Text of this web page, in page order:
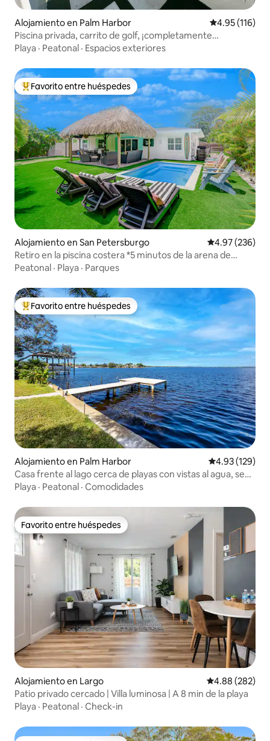
Alojamiento en Palm Harbor Calificación
4.95 (116)
Piscina privada, carrito de golf, ¡completamente
renovado!
Playa · Peatonal · Espacios exteriores
Favorito entre huéspedes preferido
Favorito entre huéspedes
Alojamiento en San Petersburgo Calificación
4.97 (236)
Retiro en la piscina costera *5 minutos de la arena de
Madeira Beach
Peatonal · Playa · Parques
Favorito entre huéspedes preferido
Favorito entre huéspedes
Alojamiento en Palm Harbor Calificación
4.93 (129)
Casa frente al lago cerca de playas con vistas al agua, se
admiten mascotas
Playa · Peatonal · Comodidades
Favorito entre huéspedes
Favorito entre huéspedes
Alojamiento en Largo Calificación
4.88 (282)
Patio privado cercado | Villa luminosa | A 8 min de la playa
Playa · Peatonal · Check-in